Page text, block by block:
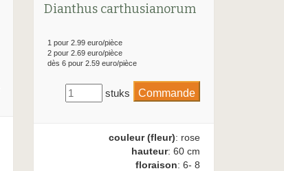
Dianthus carthusianorum
1 pour 2.99 euro/pièce
2 pour 2.69 euro/pièce
dès 6 pour 2.59 euro/pièce
stuks
couleur (fleur): rose
hauteur: 60 cm
floraison: 6- 8